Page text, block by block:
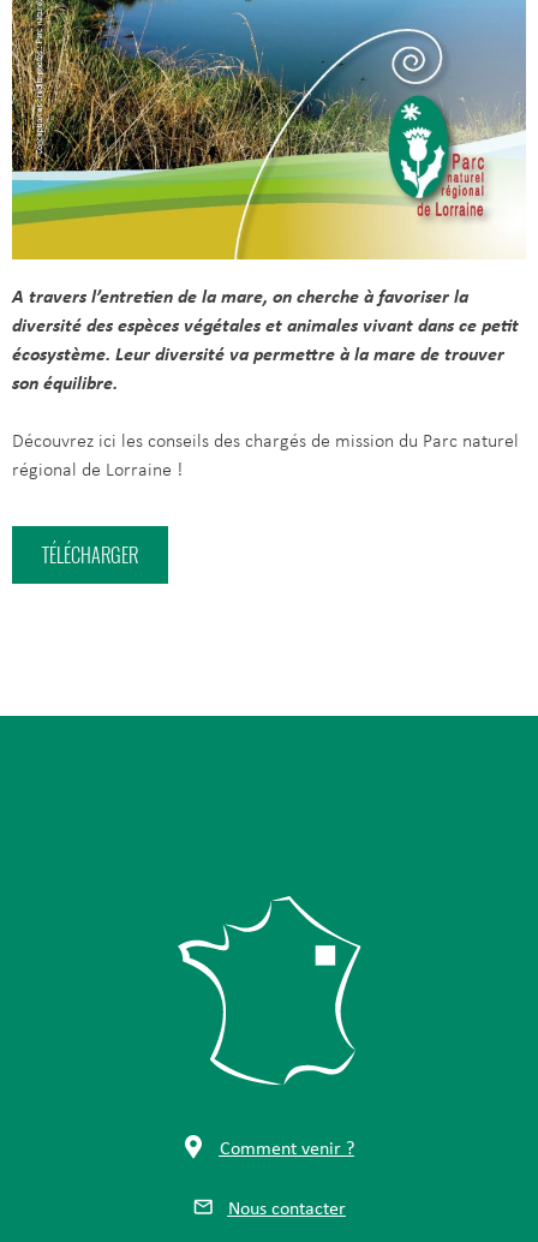
A travers l’entretien de la mare, on cherche à favoriser la
diversité des espèces végétales et animales vivant dans ce petit
écosystème. Leur diversité va permettre à la mare de trouver
son équilibre.
Découvrez ici les conseils des chargés de mission du Parc naturel
régional de Lorraine !
TÉLÉCHARGER
Comment venir ?
Nous contacter